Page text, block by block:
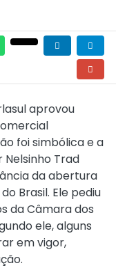
aprovou
foi simbólica e a
Nelsinho Trad
da abertura
Brasil. Ele pediu
da Câmara dos
ele, alguns
em vigor,